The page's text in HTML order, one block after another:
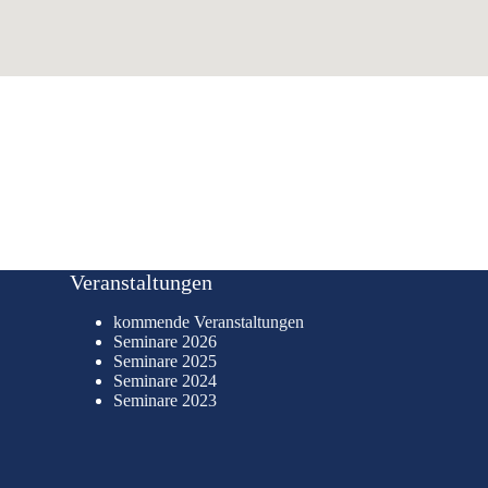
Veranstaltungen
kommende Veranstaltungen
Seminare 2026
Seminare 2025
Seminare 2024
Seminare 2023